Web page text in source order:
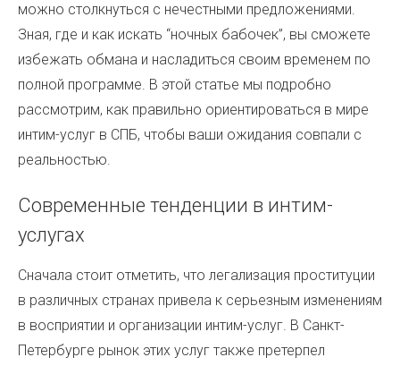
можно столкнуться с нечестными предложениями.
Зная, где и как искать “ночных бабочек”, вы сможете
избежать обмана и насладиться своим временем по
полной программе. В этой статье мы подробно
рассмотрим, как правильно ориентироваться в мире
интим-услуг в СПБ, чтобы ваши ожидания совпали с
реальностью.
Современные тенденции в интим-
услугах
Сначала стоит отметить, что легализация проституции
в различных странах привела к серьезным изменениям
в восприятии и организации интим-услуг. В Санкт-
Петербурге рынок этих услуг также претерпел